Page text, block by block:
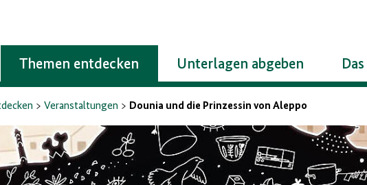
Themen entdecken Unterlagen abgeben
Veranstaltungen Dounia und die Prinzessin von Aleppo